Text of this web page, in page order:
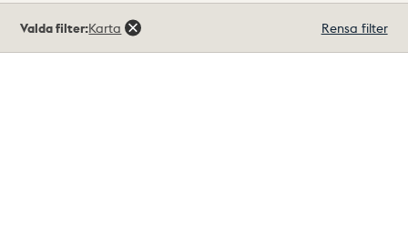
träffar
Valda filter:Karta Rensa filter